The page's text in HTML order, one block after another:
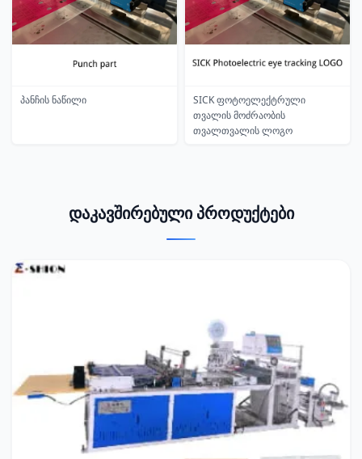
პანჩის ნაწილი
SICK ფოტოელექტრული
თვალის მოძრაობის
თვალთვალის ლოგო
დაკავშირებული პროდუქტები